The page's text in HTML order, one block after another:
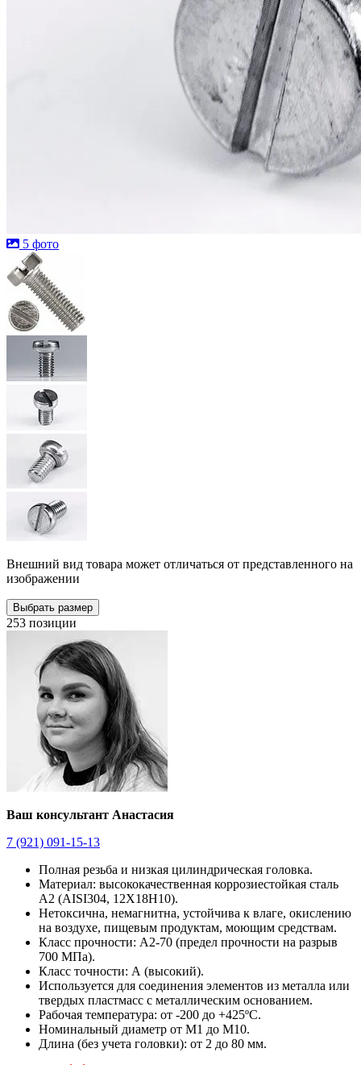
5 фото
Внешний вид товара может отличаться от представленного на
изображении
Выбрать размер
253 позиции
Ваш консультант Анастасия
7 (921) 091-15-13
Полная резьба и низкая цилиндрическая головка.
Материал: высококачественная коррозиестойкая сталь
А2 (AISI304, 12X18H10).
Нетоксична, немагнитна, устойчива к влаге, окислению
на воздухе, пищевым продуктам, моющим средствам.
Класс прочности: А2-70 (предел прочности на разрыв
700 МПа).
Класс точности: А (высокий).
Используется для соединения элементов из металла или
твердых пластмасс с металлическим основанием.
Рабочая температура: от -200 до +425ºС.
Номинальный диаметр от М1 до М10.
Длина (без учета головки): от 2 до 80 мм.